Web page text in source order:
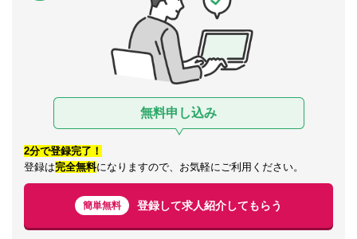
無料申し込み
2分で登録完了！
登録は完全無料になりますので、お気軽にご利用ください。
簡単無料 登録して求人紹介してもらう